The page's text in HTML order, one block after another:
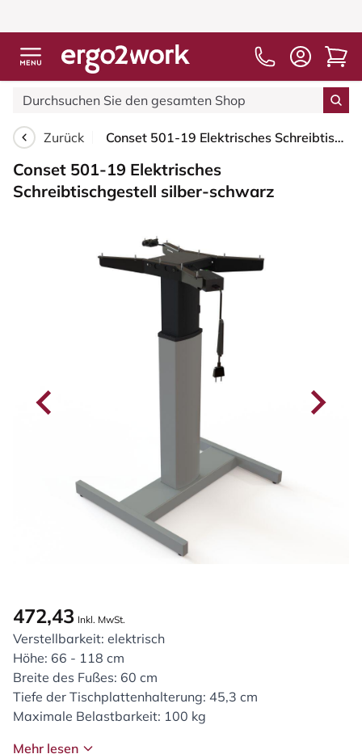
Zurück Conset 501-19 Elektrisches Schreibtischgestell silber-schwarz
Conset 501-19 Elektrisches
Schreibtischgestell silber-schwarz
472,43 Inkl. MwSt.
Verstellbarkeit: elektrisch
Höhe: 66 - 118 cm
Breite des Fußes: 60 cm
Tiefe der Tischplattenhalterung: 45,3 cm
Maximale Belastbarkeit: 100 kg
Mehr lesen